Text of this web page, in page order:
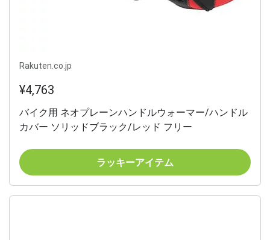
Rakuten.co.jp
¥4,763
バイク用 ネオプレーンハンドルウォーマー/ハンドル
カバー ソリッドブラック/レッド フリー
ラッキーアイテム